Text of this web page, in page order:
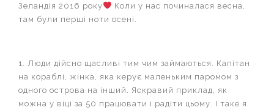
Зеландія 2016 року
Коли у нас починалася весна,
там були перші ноти осені.
1. Люди дійсно щасливі тим чим займаються. Капітан
на кораблі, жінка, яка керує маленьким паромом з
одного острова на інший. Яскравий приклад, як
можна у віці за 50 працювати і радіти цьому. І таке я